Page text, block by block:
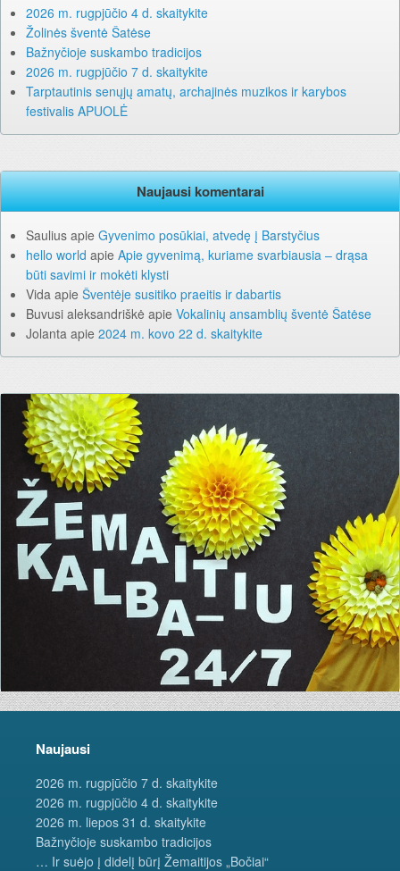
2026 m. rugpjūčio 4 d. skaitykite
Žolinės šventė Šatėse
Bažnyčioje suskambo tradicijos
2026 m. rugpjūčio 7 d. skaitykite
Tarptautinis senųjų amatų, archajinės muzikos ir karybos
festivalis APUOLĖ
Naujausi komentarai
Saulius apie Gyvenimo posūkiai, atvedę į Barstyčius
hello world apie Apie gyvenimą, kuriame svarbiausia – drąsa
būti savimi ir mokėti klysti
Vida apie Šventėje susitiko praeitis ir dabartis
Buvusi aleksandriškė apie Vokalinių ansamblių šventė Šatėse
Jolanta apie 2024 m. kovo 22 d. skaitykite
Naujausi
2026 m. rugpjūčio 7 d. skaitykite
2026 m. rugpjūčio 4 d. skaitykite
2026 m. liepos 31 d. skaitykite
Bažnyčioje suskambo tradicijos
… Ir suėjo į didelį būrį Žemaitijos „Bočiai“